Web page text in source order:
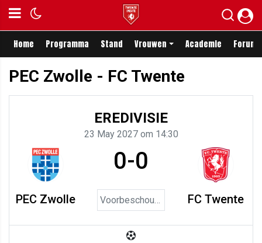
Home Programma Stand Vrouwen Academie Forum
PEC Zwolle - FC Twente
EREDIVISIE
23 May 2027 om 14:30
PEC Zwolle
0-0
FC Twente